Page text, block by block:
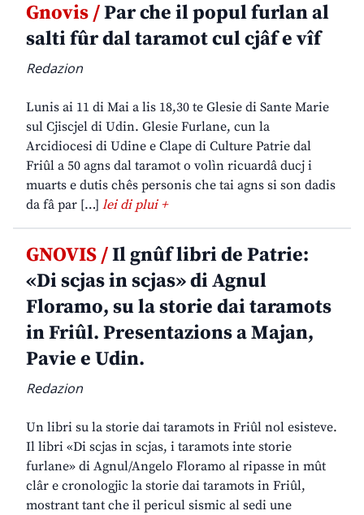
Gnovis /Par che il popul furlan al
salti fûr dal taramot cul cjâf e vîf
Redazion
Lunis ai 11 di Mai a lis 18,30 te Glesie di Sante Marie
sul Cjiscjel di Udin. Glesie Furlane, cun la
Arcidiocesi di Udine e Clape di Culture Patrie dal
Friûl a 50 agns dal taramot o volìn ricuardâ ducj i
muarts e dutis chês personis che tai agns si son dadis
da fâ par […] lei di plui +
GNOVIS /Il gnûf libri de Patrie:
«Di scjas in scjas» di Agnul
Floramo, su la storie dai taramots
in Friûl. Presentazions a Majan,
Pavie e Udin.
Redazion
Un libri su la storie dai taramots in Friûl nol esisteve.
Il libri «Di scjas in scjas, i taramots inte storie
furlane» di Agnul/Angelo Floramo al ripasse in mût
clâr e cronologjic la storie dai taramots in Friûl,
mostrant tant che il pericul sismic al sedi une